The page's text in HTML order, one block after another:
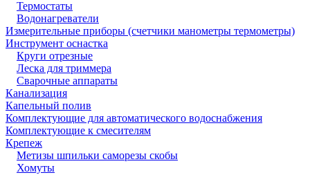
Термостаты
Водонагреватели
Измерительные приборы (счетчики манометры термометры)
Инструмент оснастка
Круги отрезные
Леска для триммера
Сварочные аппараты
Канализация
Капельный полив
Комплектующие для автоматического водоснабжения
Комплектующие к смесителям
Крепеж
Метизы шпильки саморезы скобы
Хомуты